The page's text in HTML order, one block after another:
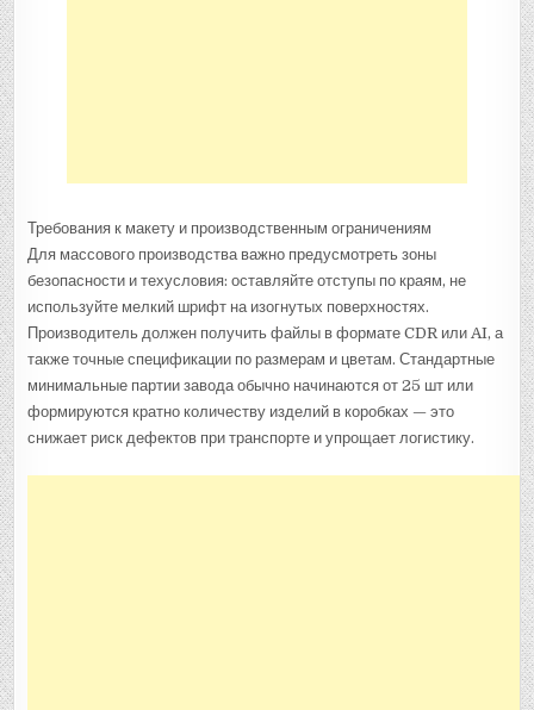
Требования к макету и производственным ограничениям
Для массового производства важно предусмотреть зоны
безопасности и техусловия: оставляйте отступы по краям, не
используйте мелкий шрифт на изогнутых поверхностях.
Производитель должен получить файлы в формате CDR или AI, а
также точные спецификации по размерам и цветам. Стандартные
минимальные партии завода обычно начинаются от 25 шт или
формируются кратно количеству изделий в коробках — это
снижает риск дефектов при транспорте и упрощает логистику.